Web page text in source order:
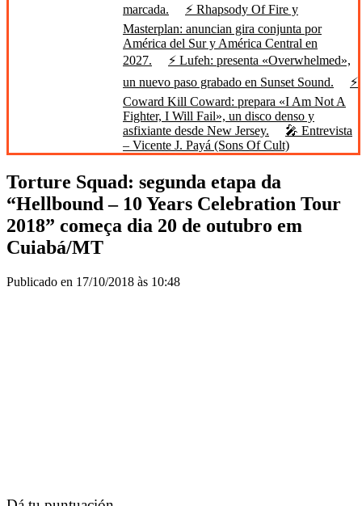
marcada.
⚡ Rhapsody Of Fire y
Masterplan: anuncian gira conjunta por
América del Sur y América Central en
2027.
⚡ Lufeh: presenta «Overwhelmed»,
un nuevo paso grabado en Sunset Sound.
⚡
Coward Kill Coward: prepara «I Am Not A
Fighter, I Will Fail», un disco denso y
asfixiante desde New Jersey.
🎤 Entrevista
– Vicente J. Payá (Sons Of Cult)
Torture Squad: segunda etapa da
“Hellbound – 10 Years Celebration Tour
2018” começa dia 20 de outubro em
Cuiabá/MT
Publicado en 17/10/2018 às 10:48